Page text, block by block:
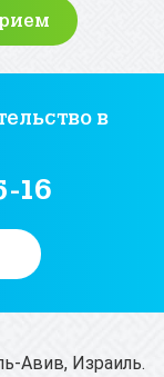
в
16
Авив, Израиль.